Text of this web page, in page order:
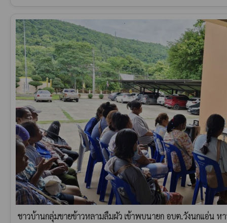
ชาวบ้านกลุ่มขายข้าวหลามลืมผัว เข้าพบนายก อบต.วังนกแอ่น ห